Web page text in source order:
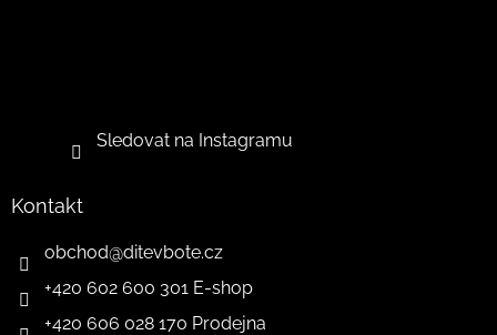
Sledovat na Instagramu
Kontakt
obchod@ditevbote.cz
+420 602 600 301 E-shop
+420 606 028 170 Prodejna